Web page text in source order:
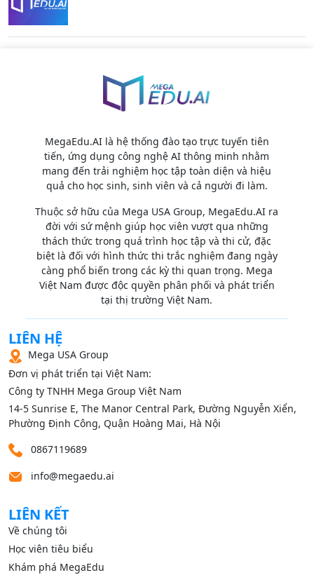
MegaEdu.AI là hệ thống đào tạo trực tuyến tiên
tiến, ứng dụng công nghệ AI thông minh nhằm
mang đến trải nghiệm học tập toàn diện và hiệu
quả cho học sinh, sinh viên và cả người đi làm.
Thuộc sở hữu của Mega USA Group, MegaEdu.AI ra
đời với sứ mệnh giúp học viên vượt qua những
thách thức trong quá trình học tập và thi cử, đặc
biệt là đối với hình thức thi trắc nghiệm đang ngày
càng phổ biến trong các kỳ thi quan trọng. Mega
Việt Nam được độc quyền phân phối và phát triển
tại thị trường Việt Nam.
LIÊN HỆ
Mega USA Group
Đơn vị phát triển tại Việt Nam:
Công ty TNHH Mega Group Việt Nam
14‑5 Sunrise E, The Manor Central Park, Đường Nguyễn Xiển,
Phường Định Công, Quận Hoàng Mai, Hà Nội
0867119689
info@megaedu.ai
LIÊN KẾT
Về chúng tôi
Học viên tiêu biểu
Khám phá MegaEdu